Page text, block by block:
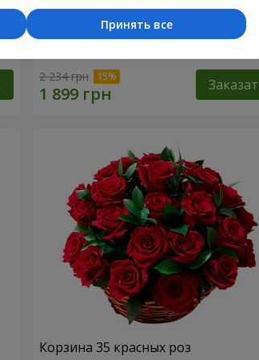
Букет "Гармония"
2 234 грн
Корзина 35 красных роз
Принять все